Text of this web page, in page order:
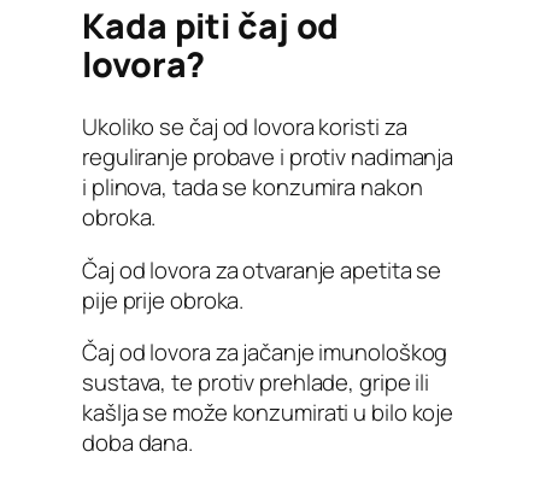
Kada piti čaj od
lovora?
Ukoliko se čaj od lovora koristi za
reguliranje probave i protiv nadimanja
i plinova, tada se konzumira nakon
obroka.
Čaj od lovora za otvaranje apetita se
pije prije obroka.
Čaj od lovora za jačanje imunološkog
sustava, te protiv prehlade, gripe ili
kašlja se može konzumirati u bilo koje
doba dana.